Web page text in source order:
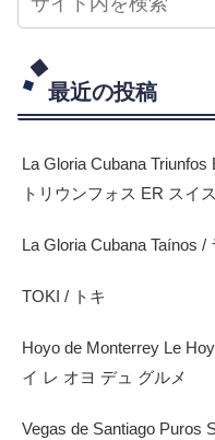
最近の投稿
La Gloria Cubana
トリウンフォス ER スイス
La Gloria Cubana Taínos
TOKI / トキ
Hoyo de Monterrey Le
イ レ オヨ デュ グルメ
Vegas de Santiago Puros